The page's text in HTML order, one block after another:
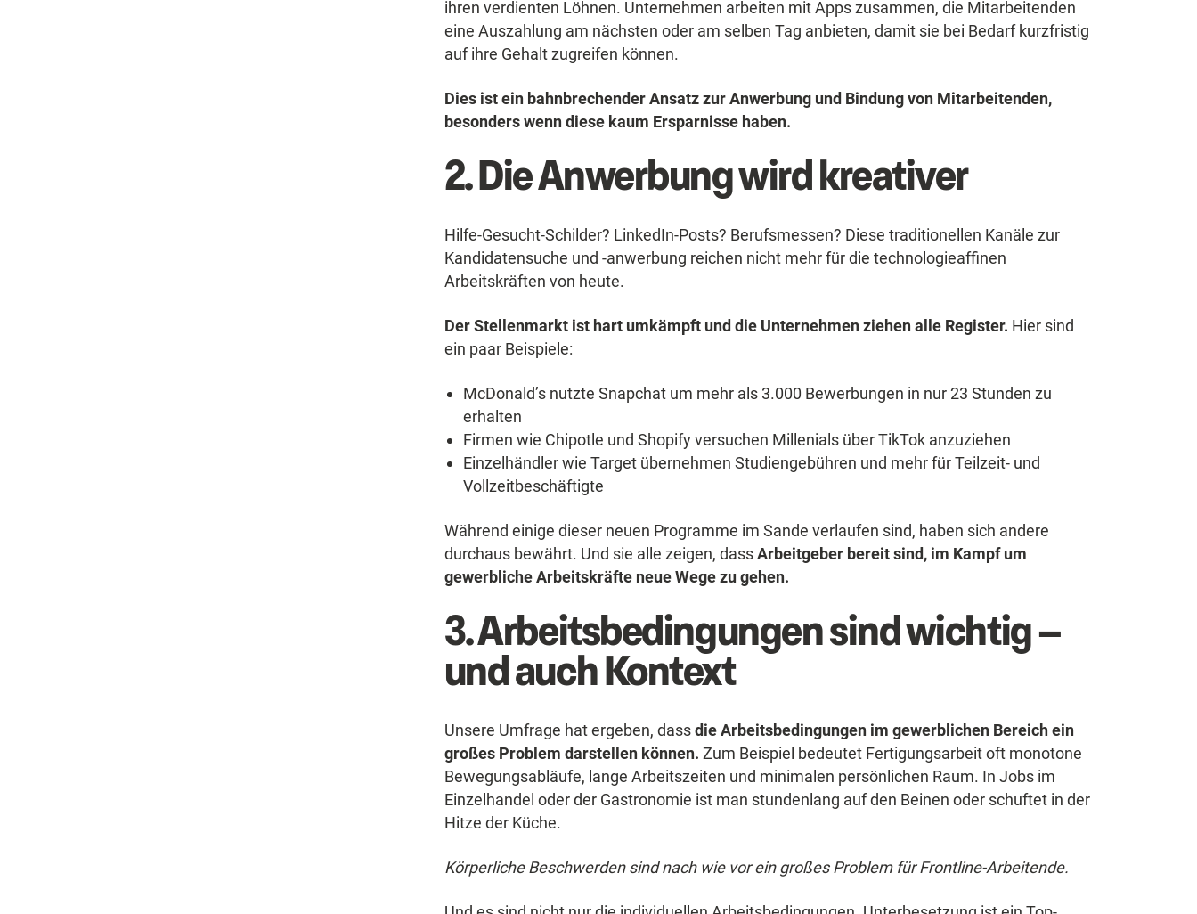
ihren verdienten Löhnen. Unternehmen arbeiten mit Apps zusammen, die Mitarbeitenden
eine Auszahlung am nächsten oder am selben Tag anbieten, damit sie bei Bedarf kurzfristig
auf ihre Gehalt zugreifen können.
Dies ist ein bahnbrechender Ansatz zur Anwerbung und Bindung von Mitarbeitenden,
besonders wenn diese kaum Ersparnisse haben.
2. Die Anwerbung wird kreativer
Hilfe-Gesucht-Schilder? LinkedIn-Posts? Berufsmessen? Diese traditionellen Kanäle zur
Kandidatensuche und -anwerbung reichen nicht mehr für die technologieaffinen
Arbeitskräften von heute.
Der Stellenmarkt ist hart umkämpft und die Unternehmen ziehen alle Register. Hier sind
ein paar Beispiele:
McDonald’s nutzte Snapchat um mehr als 3.000 Bewerbungen in nur 23 Stunden zu
erhalten
Firmen wie Chipotle und Shopify versuchen Millenials über TikTok anzuziehen
Einzelhändler wie Target übernehmen Studiengebühren und mehr für Teilzeit- und
Vollzeitbeschäftigte
Während einige dieser neuen Programme im Sande verlaufen sind, haben sich andere
durchaus bewährt. Und sie alle zeigen, dassArbeitgeber bereit sind, im Kampf um
gewerbliche Arbeitskräfte neue Wege zu gehen.
3. Arbeitsbedingungen sind wichtig –
und auch Kontext
Unsere Umfrage hat ergeben, dassdie Arbeitsbedingungen im gewerblichen Bereich ein
großes Problem darstellen können. Zum Beispiel bedeutet Fertigungsarbeit oft monotone
Bewegungsabläufe, lange Arbeitszeiten und minimalen persönlichen Raum. In Jobs im
Einzelhandel oder der Gastronomie ist man stundenlang auf den Beinen oder schuftet in der
Hitze der Küche.
Körperliche Beschwerden sind nach wie vor ein großes Problem für Frontline-Arbeitende.